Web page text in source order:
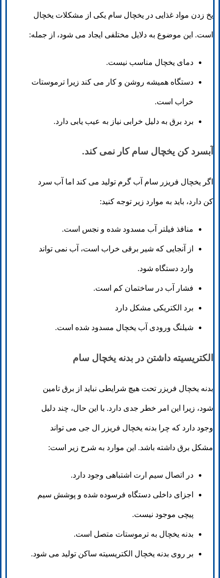
یخ زدن مواد غذایی در یخچال سام یکی از مشکلات یخچال
است. این موضوع به دلایل مختلفی ایجاد می شود، از جمله:
دمای یخچال مناسب نیست.
دستگاه همیشه روشن و کار می کند زیرا ترموستات
خراب است.
برد برق به دلیل خرابی نیاز به عیب یابی دارد.
آبسرد کن یخچال سام کار نمی کند.
اگر یخچال فریزر سام آب گرم تولید می کند اما آب سرد
کن دارد، باید به موارد زیر توجه کنید:
منافذ فیلتر آب مسدود شده و نجس است.
از آنجایی که شیر برقی خراب است، آب نمی تواند
وارد دستگاه شود.
فشار آب در ساختمان کم است.
برد الکتریکی مشکل دارد
شیلنگ ورودی آب یخچال مسدود شده است.
الکتریسیته داشتن در بدنه یخچال سام
بدنه یخچال فریزر تحت هیچ شرایطی نباید از برق تامین
شود، زیرا این امر خطر جدی دارد. با این حال، چند دلیل
وجود دارد که چرا بدنه یخچال فریزر ال جی می تواند
مشکل برق داشته باشد. این موارد به شرح زیر است:
در اتصال سیم ارت اشتباهی وجود دارد.
اجزای داخلی دستگاه فرسوده شده و پوشش سیم
پیچی موجود نیست.
بدنه یخچال به ترموستات متصل است.
بر روی بدنه یخچال الکتریسیته ساکن تولید می شود.